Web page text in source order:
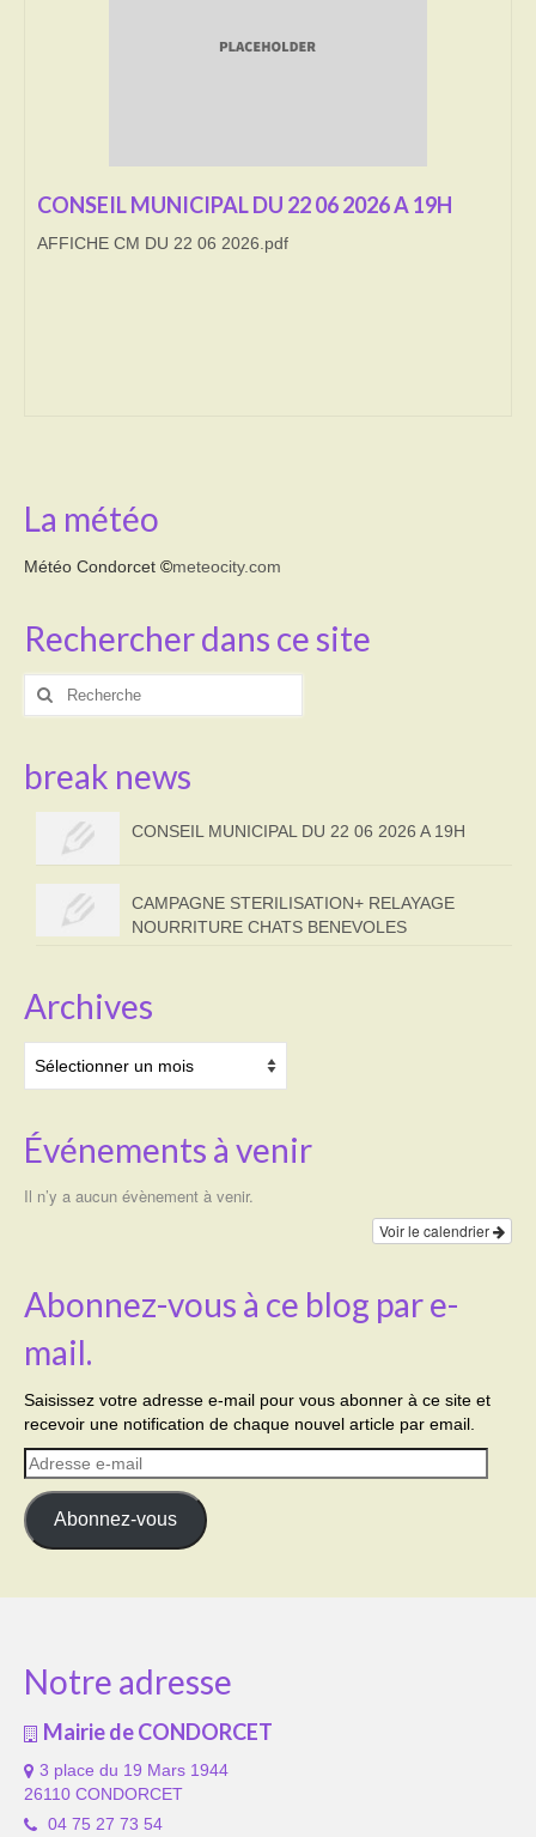
Correspondants de presse
LE BRULAGE DES VEGETAUX
CONSEIL MUNICIPAL DU 22 06 2026 A 19H
AFFICHE CM DU 22 06 2026.pdf
La météo
Météo Condorcet ©meteocity.com
Rechercher dans ce site
Rechercher
break news
CONSEIL MUNICIPAL DU 22 06 2026 A 19H
CAMPAGNE STERILISATION+ RELAYAGE
NOURRITURE CHATS BENEVOLES
Archives
Événements à venir
Il n’y a aucun évènement à venir.
Voir le calendrier
Abonnez-vous à ce blog par e-
mail.
Saisissez votre adresse e-mail pour vous abonner à ce site et
recevoir une notification de chaque nouvel article par email.
Adresse
e-
mail
Abonnez-vous
Notre adresse
Mairie de CONDORCET
3 place du 19 Mars 1944
26110 CONDORCET
04 75 27 73 54